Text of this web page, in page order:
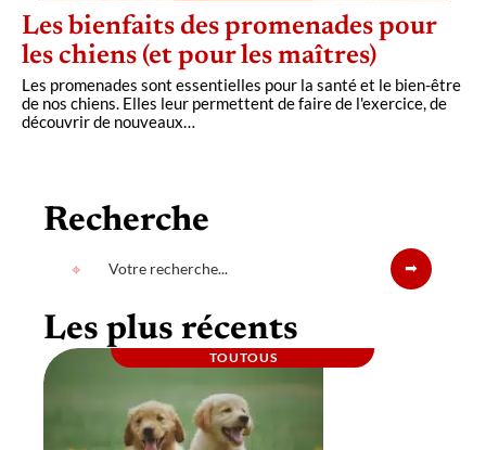
Les bienfaits des promenades pour
les chiens (et pour les maîtres)
Les promenades sont essentielles pour la santé et le bien-être
de nos chiens. Elles leur permettent de faire de l'exercice, de
découvrir de nouveaux…
Recherche
Les plus récents
TOUTOUS